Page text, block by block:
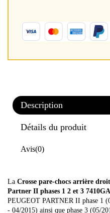
Description
Détails du produit
Avis(0)
La Crosse pare-chocs arrière
Partner II phases 1 2 et 3 7410GA
PEUGEOT PARTNER II phase 1
- 04/2015) ainsi que phase 3 (05/